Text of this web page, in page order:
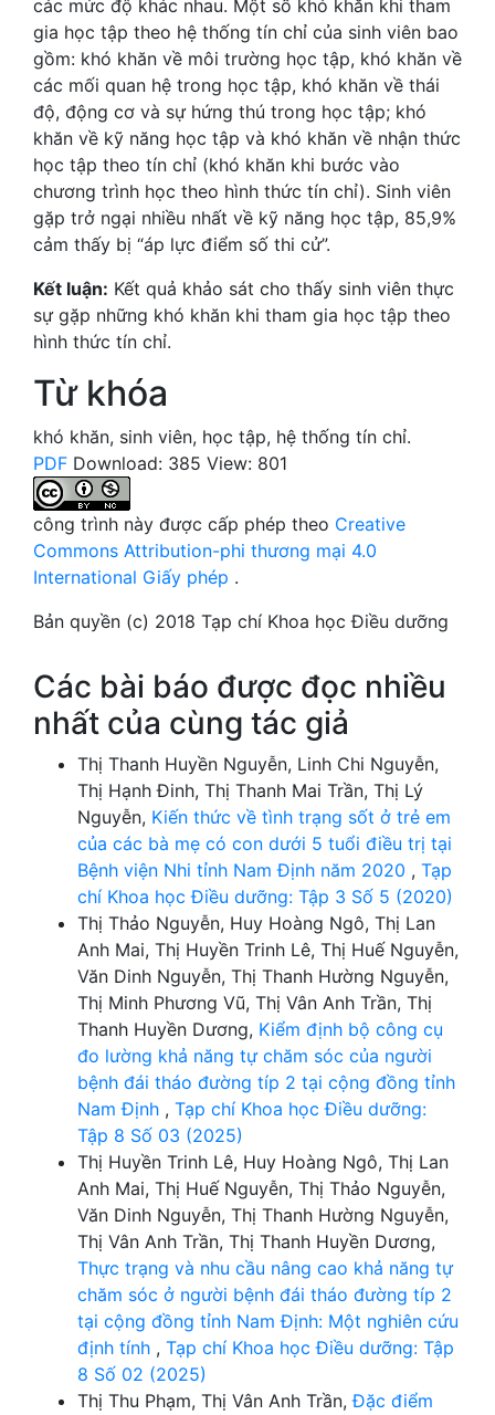
các mức độ khác nhau. Một số khó khăn khi tham
gia học tập theo hệ thống tín chỉ của sinh viên bao
gồm: khó khăn về môi trường học tập, khó khăn về
các mối quan hệ trong học tập, khó khăn về thái
độ, động cơ và sự hứng thú trong học tập; khó
khăn về kỹ năng học tập và khó khăn về nhận thức
học tập theo tín chỉ (khó khăn khi bước vào
chương trình học theo hình thức tín chỉ). Sinh viên
gặp trở ngại nhiều nhất về kỹ năng học tập, 85,9%
cảm thấy bị “áp lực điểm số thi cử”.
Kết luận: Kết quả khảo sát cho thấy sinh viên thực
sự gặp những khó khăn khi tham gia học tập theo
hình thức tín chỉ.
Từ khóa
khó khăn, sinh viên, học tập, hệ thống tín chỉ.
PDF Download: 385 View: 801
công trình này được cấp phép theo Creative
Commons Attribution-phi thương mại 4.0
International Giấy phép .
Bản quyền (c) 2018 Tạp chí Khoa học Điều dưỡng
Các bài báo được đọc nhiều
nhất của cùng tác giả
Thị Thanh Huyền Nguyễn, Linh Chi Nguyễn,
Thị Hạnh Đinh, Thị Thanh Mai Trần, Thị Lý
Nguyễn, Kiến thức về tình trạng sốt ở trẻ em
của các bà mẹ có con dưới 5 tuổi điều trị tại
Bệnh viện Nhi tỉnh Nam Định năm 2020 , Tạp
chí Khoa học Điều dưỡng: Tập 3 Số 5 (2020)
Thị Thảo Nguyễn, Huy Hoàng Ngô, Thị Lan
Anh Mai, Thị Huyền Trinh Lê, Thị Huế Nguyễn,
Văn Dinh Nguyễn, Thị Thanh Hường Nguyễn,
Thị Minh Phương Vũ, Thị Vân Anh Trần, Thị
Thanh Huyền Dương, Kiểm định bộ công cụ
đo lường khả năng tự chăm sóc của người
bệnh đái tháo đường típ 2 tại cộng đồng tỉnh
Nam Định , Tạp chí Khoa học Điều dưỡng:
Tập 8 Số 03 (2025)
Thị Huyền Trinh Lê, Huy Hoàng Ngô, Thị Lan
Anh Mai, Thị Huế Nguyễn, Thị Thảo Nguyễn,
Văn Dinh Nguyễn, Thị Thanh Hường Nguyễn,
Thị Vân Anh Trần, Thị Thanh Huyền Dương,
Thực trạng và nhu cầu nâng cao khả năng tự
chăm sóc ở người bệnh đái tháo đường típ 2
tại cộng đồng tỉnh Nam Định: Một nghiên cứu
định tính , Tạp chí Khoa học Điều dưỡng: Tập
8 Số 02 (2025)
Thị Thu Phạm, Thị Vân Anh Trần,Đặc điểm